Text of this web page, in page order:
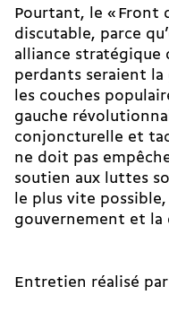
Pourtant, le « Front
discutable, parce
alliance stratégique
perdants seraient
les couches
gauche
conjoncturelle et
ne doit pas
soutien aux luttes
le plus vite
gouvernement et la
Entretien réalisé par